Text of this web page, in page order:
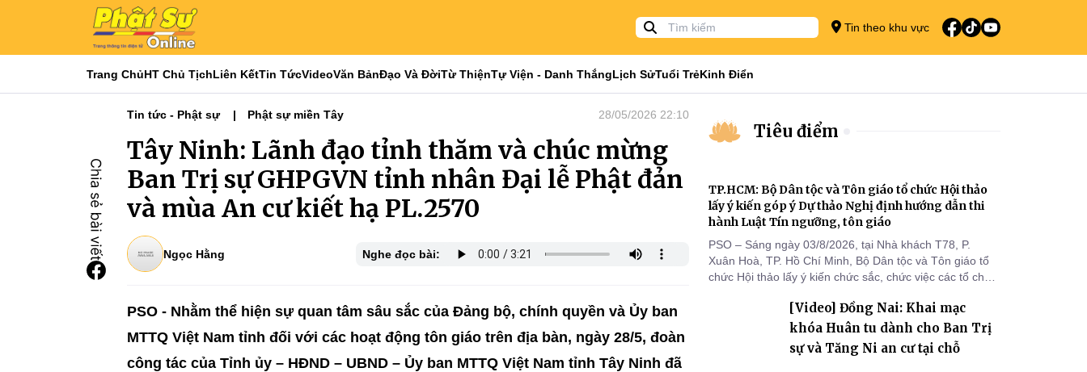
Tin theo khu vực
Trang ChủHT Chủ TịchLiên KếtTin TứcVideoVăn BảnĐạo Và ĐờiTừ ThiệnTự Viện - Danh ThắngLịch SửTuổi TrẻKinh Điển
Tin tức - Phật sự Phật sự miền Tây 28/05/2026 22:10
Tây Ninh: Lãnh đạo tỉnh thăm và chúc mừng
Ban Trị sự GHPGVN tỉnh nhân Đại lễ Phật đản
và mùa An cư kiết hạ PL.2570
Ngọc Hằng Nghe đọc bài:
PSO - Nhằm thể hiện sự quan tâm sâu sắc của Đảng bộ, chính quyền và Ủy ban
MTTQ Việt Nam tỉnh đối với các hoạt động tôn giáo trên địa bàn, ngày 28/5, đoàn
công tác của Tỉnh ủy – HĐND – UBND – Ủy ban MTTQ Việt Nam tỉnh Tây Ninh đã
Tiêu điểm
TP.HCM: Bộ Dân tộc và Tôn giáo tổ chức Hội thảo
lấy ý kiến góp ý Dự thảo Nghị định hướng dẫn thi
hành Luật Tín ngưỡng, tôn giáo
PSO – Sáng ngày 03/8/2026, tại Nhà khách T78, P.
Xuân Hoà, TP. Hồ Chí Minh, Bộ Dân tộc và Tôn giáo tổ
chức Hội thảo lấy ý kiến chức sắc, chức việc các tổ chức
các tỉnh, thành phố khu vực phía Nam nhằm góp ý hoàn
thiện hồ sơ Dự thảo Nghị định quy định chi tiết một số
điều và biện pháp để tổ chức
[Video] Đồng Nai: Khai mạc
khóa Huân tu dành cho Ban Trị
sự và Tăng Ni an cư tại chỗ